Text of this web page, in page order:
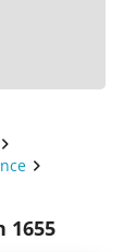
1655